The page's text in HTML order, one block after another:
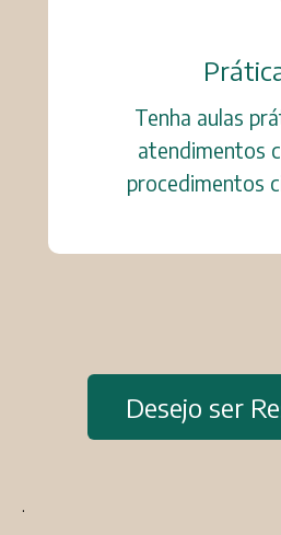
Tenha aulas
atendimentos
procedimentos
Desejo ser